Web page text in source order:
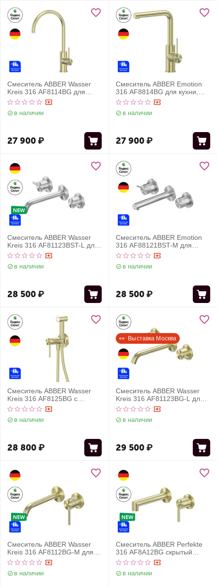
Смеситель ABBER Wasser
Kreis 316 AF8114BG для
кухни, брашированное
светлое золото
в наличии
27 900₽
Смеситель ABBER Emotion
316 AF8814BG для кухни,
брашированное светлое
золото
в наличии
27 900₽
Смеситель ABBER Wasser
Kreis 316 AF81123BST-L для
раковины скрытого монтажа,
сталь брашированная
в наличии
28 500₽
Смеситель ABBER Emotion
316 AF88121BST-M для
раковины скрытого монтажа,
брашированная сталь
в наличии
28 500₽
Смеситель ABBER Wasser
Kreis 316 AF8125BG с
гигиеническим душем,
брашированное светлое
золото
в наличии
28 800₽
👀  Выставка Москва
Смеситель ABBER Wasser
Kreis 316 AF81123BG-L для
раковины скрытого монтажа,
золото брашированное
в наличии
29 500₽
Смеситель ABBER Wasser
Kreis 316 AF8112BG-M для
раковины скрытого монтажа,
золото брашированное
в наличии
Смеситель ABBER Perfekte
316 AF8A12BG скрытый
монтаж для раковины,
золото брашированное
в наличии